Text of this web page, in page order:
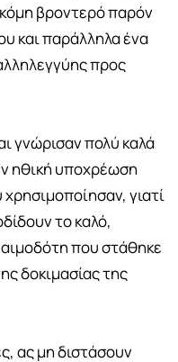
βροντερό παρόν
και παράλληλα ένα
προς
γνώρισαν πολύ καλά
ηθική υποχρέωση
γιατί
το καλό,
που στάθηκε
δοκιμασίας της
ας μη διστάσουν